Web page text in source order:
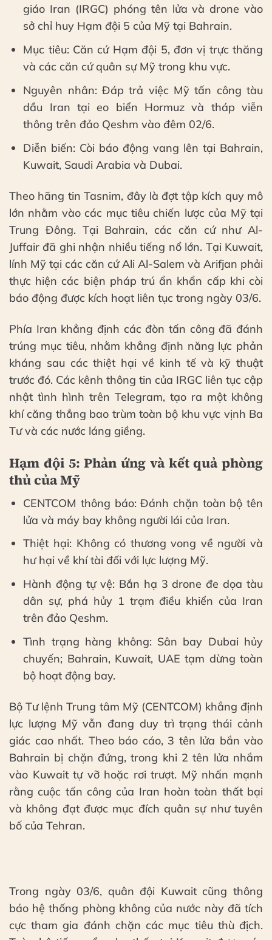
giáo Iran (IRGC) phóng tên lửa và drone vào
sở chỉ huy Hạm đội 5 của Mỹ tại Bahrain.
Mục tiêu: Căn cứ Hạm đội 5, đơn vị trực thăng
và các căn cứ quân sự Mỹ trong khu vực.
Nguyên nhân: Đáp trả việc Mỹ tấn công tàu
dầu Iran tại eo biển Hormuz và tháp viễn
thông trên đảo Qeshm vào đêm 02/6.
Diễn biến: Còi báo động vang lên tại Bahrain,
Kuwait, Saudi Arabia và Dubai.
Theo hãng tin Tasnim, đây là đợt tập kích quy mô
lớn nhằm vào các mục tiêu chiến lược của Mỹ tại
Trung Đông. Tại Bahrain, các căn cứ như Al-
Juffair đã ghi nhận nhiều tiếng nổ lớn. Tại Kuwait,
lính Mỹ tại các căn cứ Ali Al-Salem và Arifjan phải
thực hiện các biện pháp trú ẩn khẩn cấp khi còi
báo động được kích hoạt liên tục trong ngày 03/6.
Phía Iran khẳng định các đòn tấn công đã đánh
trúng mục tiêu, nhằm khẳng định năng lực phản
kháng sau các thiệt hại về kinh tế và kỹ thuật
trước đó. Các kênh thông tin của IRGC liên tục cập
nhật tình hình trên Telegram, tạo ra một không
khí căng thẳng bao trùm toàn bộ khu vực vịnh Ba
Tư và các nước láng giềng.
Hạm đội 5: Phản ứng và kết quả phòng
thủ của Mỹ
CENTCOM thông báo: Đánh chặn toàn bộ tên
lửa và máy bay không người lái của Iran.
Thiệt hại: Không có thương vong về người và
hư hại về khí tài đối với lực lượng Mỹ.
Hành động tự vệ: Bắn hạ 3 drone đe dọa tàu
dân sự, phá hủy 1 trạm điều khiển của Iran
trên đảo Qeshm.
Tình trạng hàng không: Sân bay Dubai hủy
chuyến; Bahrain, Kuwait, UAE tạm dừng toàn
bộ hoạt động bay.
Bộ Tư lệnh Trung tâm Mỹ (CENTCOM) khẳng định
lực lượng Mỹ vẫn đang duy trì trạng thái cảnh
giác cao nhất. Theo báo cáo, 3 tên lửa bắn vào
Bahrain bị chặn đứng, trong khi 2 tên lửa nhắm
vào Kuwait tự vỡ hoặc rơi trượt. Mỹ nhấn mạnh
rằng cuộc tấn công của Iran hoàn toàn thất bại
và không đạt được mục đích quân sự như tuyên
bố của Tehran.
Trong ngày 03/6, quân đội Kuwait cũng thông
báo hệ thống phòng không của nước này đã tích
cực tham gia đánh chặn các mục tiêu thù địch.